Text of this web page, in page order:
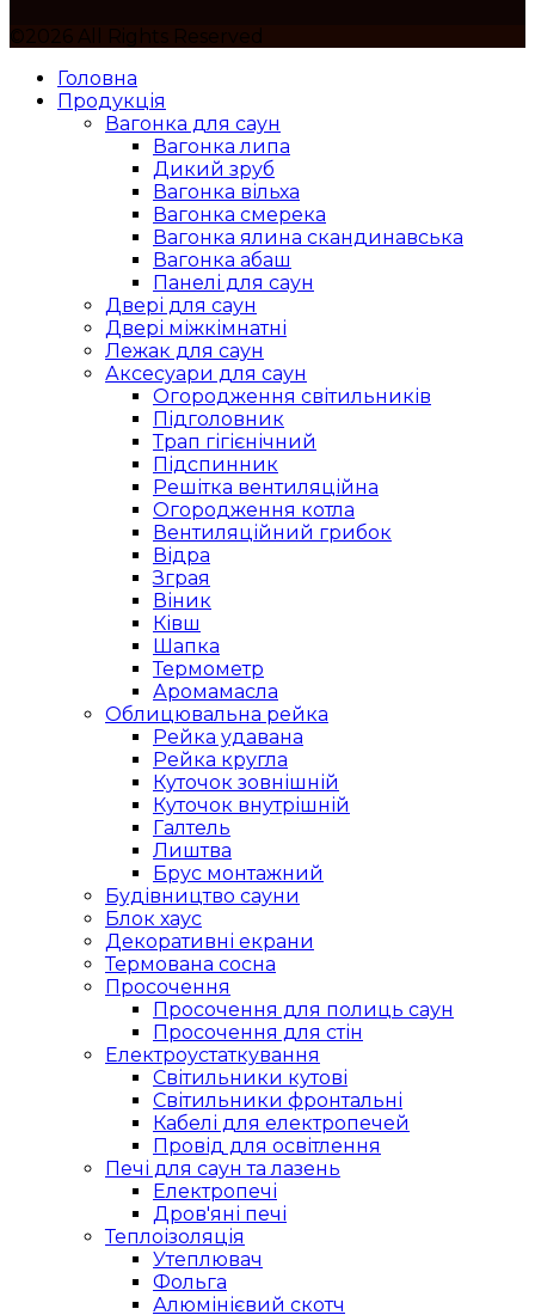
©2026 All Rights Reserved
Головна
Продукція
Вагонка для саун
Вагонка липа
Дикий зруб
Вагонка вільха
Вагонка смерека
Вагонка ялина скандинавська
Вагонка абаш
Панелі для саун
Двері для саун
Двері міжкімнатні
Лежак для саун
Аксесуари для саун
Огородження світильників
Підголовник
Трап гігієнічний
Підспинник
Решітка вентиляційна
Огородження котла
Вентиляційний грибок
Відра
Зграя
Віник
Ківш
Шапка
Термометр
Аромамасла
Облицювальна рейка
Рейка удавана
Рейка кругла
Куточок зовнішній
Куточок внутрішній
Галтель
Лиштва
Брус монтажний
Будівництво сауни
Блок хаус
Декоративні екрани
Термована сосна
Просочення
Просочення для полиць саун
Просочення для стін
Електроустаткування
Світильники кутові
Світильники фронтальні
Кабелі для електропечей
Провід для освітлення
Печі для саун та лазень
Електропечі
Дров'яні печі
Теплоізоляція
Утеплювач
Фольга
Алюмінієвий скотч